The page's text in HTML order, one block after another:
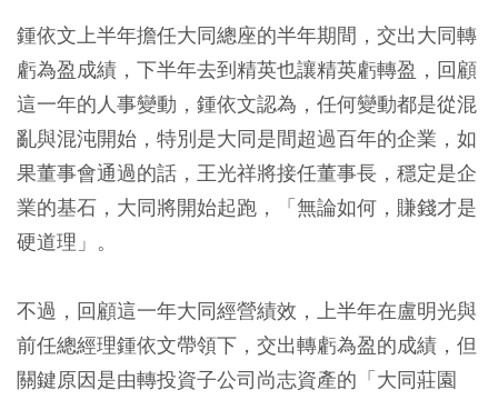
鍾依文上半年擔任大同總座的半年期間，交出大同轉
虧為盈成績，下半年去到精英也讓精英虧轉盈，回顧
這一年的人事變動，鍾依文認為，任何變動都是從混
亂與混沌開始，特別是大同是間超過百年的企業，如
果董事會通過的話，王光祥將接任董事長，穩定是企
業的基石，大同將開始起跑，「無論如何，賺錢才是
硬道理」。
不過，回顧這一年大同經營績效，上半年在盧明光與
前任總經理鍾依文帶領下，交出轉虧為盈的成績，但
關鍵原因是由轉投資子公司尚志資產的「大同莊園